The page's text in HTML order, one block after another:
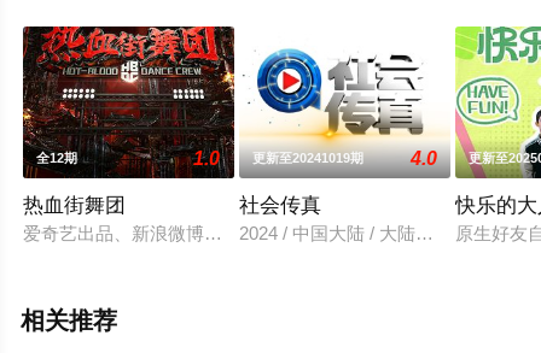
全12期 1.0
热血街舞团
爱奇艺出品、新浪微博联合出品的《热血街舞团》，由爱奇艺
更新至20241019期 4.0
社会传真
2024 / 中国大陆 / 大陆综艺
更新至
快乐的
原生好友
相关推荐